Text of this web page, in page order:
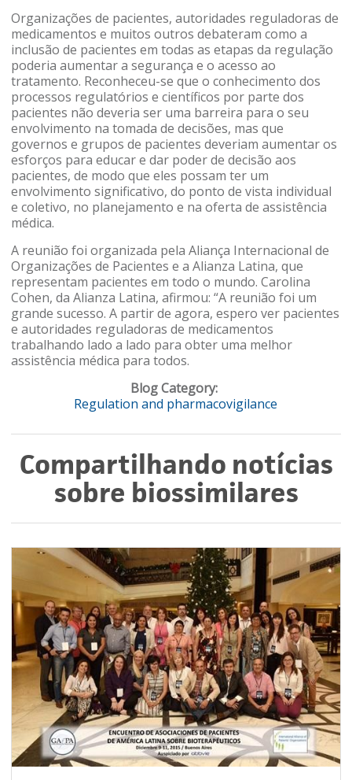
Organizações de pacientes, autoridades reguladoras de
medicamentos e muitos outros debateram como a
inclusão de pacientes em todas as etapas da regulação
poderia aumentar a segurança e o acesso ao
tratamento. Reconheceu-se que o conhecimento dos
processos regulatórios e científicos por parte dos
pacientes não deveria ser uma barreira para o seu
envolvimento na tomada de decisões, mas que
governos e grupos de pacientes deveriam aumentar os
esforços para educar e dar poder de decisão aos
pacientes, de modo que eles possam ter um
envolvimento significativo, do ponto de vista individual
e coletivo, no planejamento e na oferta de assistência
médica.
A reunião foi organizada pela Aliança Internacional de
Organizações de Pacientes e a Alianza Latina, que
representam pacientes em todo o mundo. Carolina
Cohen, da Alianza Latina, afirmou: “A reunião foi um
grande sucesso. A partir de agora, espero ver pacientes
e autoridades reguladoras de medicamentos
trabalhando lado a lado para obter uma melhor
assistência médica para todos.
Blog Category:
Regulation and pharmacovigilance
Compartilhando notícias
sobre biossimilares